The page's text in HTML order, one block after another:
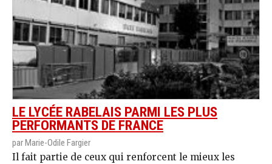
LE LYCÉE RABELAIS PARMI LES PLUS
PERFORMANTS DE FRANCE
par Marie-Odile Fargier
Il fait partie de ceux qui renforcent le mieux les